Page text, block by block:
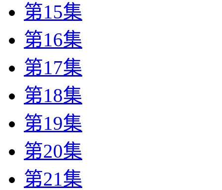
第15集
第16集
第17集
第18集
第19集
第20集
第21集